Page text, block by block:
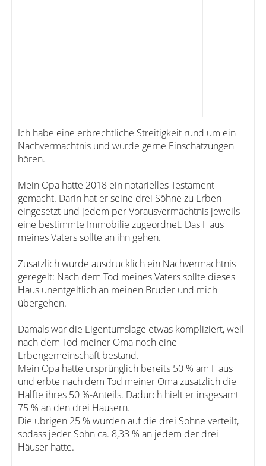
Ich habe eine erbrechtliche Streitigkeit rund um ein
Nachvermächtnis und würde gerne Einschätzungen
hören.
Mein Opa hatte 2018 ein notarielles Testament
gemacht. Darin hat er seine drei Söhne zu Erben
eingesetzt und jedem per Vorausvermächtnis jeweils
eine bestimmte Immobilie zugeordnet. Das Haus
meines Vaters sollte an ihn gehen.
Zusätzlich wurde ausdrücklich ein Nachvermächtnis
geregelt: Nach dem Tod meines Vaters sollte dieses
Haus unentgeltlich an meinen Bruder und mich
übergehen.
Damals war die Eigentumslage etwas kompliziert, weil
nach dem Tod meiner Oma noch eine
Erbengemeinschaft bestand.
Mein Opa hatte ursprünglich bereits 50 % am Haus
und erbte nach dem Tod meiner Oma zusätzlich die
Hälfte ihres 50 %-Anteils. Dadurch hielt er insgesamt
75 % an den drei Häusern.
Die übrigen 25 % wurden auf die drei Söhne verteilt,
sodass jeder Sohn ca. 8,33 % an jedem der drei
Häuser hatte.